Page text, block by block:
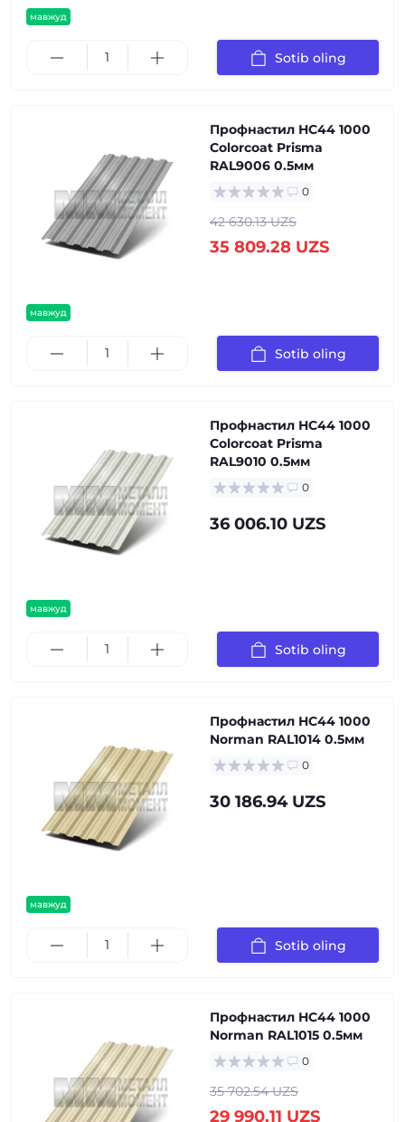
мавжуд
Sotib oling
мавжуд
Профнастил НС44 1000
Colorcoat Prisma
RAL9006 0.5мм
0
42 630.13 UZS
35 809.28 UZS
Sotib oling
мавжуд
Профнастил НС44 1000
Colorcoat Prisma
RAL9010 0.5мм
0
36 006.10 UZS
Sotib oling
мавжуд
Профнастил НС44 1000
Norman RAL1014 0.5мм
0
30 186.94 UZS
Sotib oling
Профнастил НС44 1000
Norman RAL1015 0.5мм
0
35 702.54 UZS
29 990.11 UZS